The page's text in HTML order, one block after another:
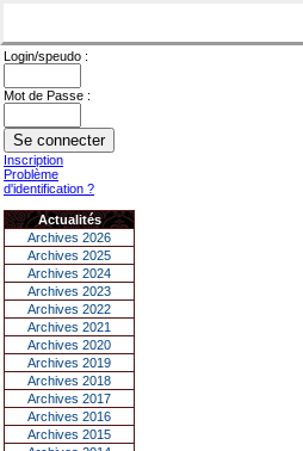
Login/speudo :
Mot de Passe :
Inscription
Problème
d'identification ?
Actualités
Archives 2026
Archives 2025
Archives 2024
Archives 2023
Archives 2022
Archives 2021
Archives 2020
Archives 2019
Archives 2018
Archives 2017
Archives 2016
Archives 2015